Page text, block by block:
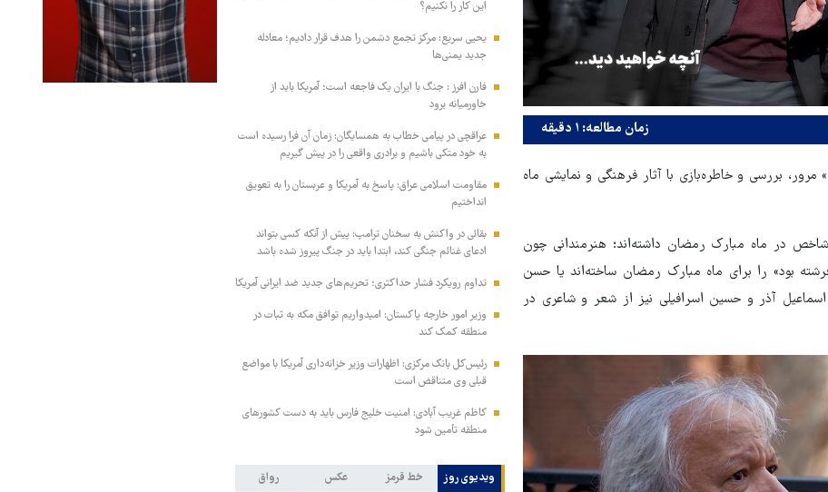
زمان مطالعه: ۱ دقیقه
بررسی و خاطره‌بازی با آثار فرهنگی و نمایشی ماه
در ماه مبارک رمضان داشته‌اند؛ هنرمندانی چون
بود» را برای ماه مبارک رمضان ساخته‌اند یا حسن
آذر و حسین اسرافیلی نیز از شعر و شاعری در
این کار را نکنیم؟
یحیی سریع: مرکز تجمع دشمن را هدف قرار دادیم؛ معادله
جدید یمنی‌ها
فارن افرز : جنگ با ایران یک فاجعه است؛ آمریکا باید از
خاورمیانه برود
عراقچی در پیامی خطاب به همسایگان: زمان آن فرا رسیده است
به خود متکی باشیم و برادری واقعی را در پیش گیریم
مقاومت اسلامی عراق: پاسخ به آمریکا و عربستان را به تعویق
انداختیم
بقائی در واکنش به سخنان ترامپ: پیش از آنکه کسی بتواند
ادعای غنائم جنگی کند، ابتدا باید در جنگ پیروز شده باشد
تداوم رویکرد فشار حداکثری؛ تحریم‌های جدید ضد ایرانی آمریکا
وزیر امور خارجه پاکستان: امیدواریم توافق مکه به ثبات در
منطقه کمک کند
رئیس‌کل بانک مرکزی: اظهارات وزیر خزانه‌داری آمریکا با مواضع
قبلی وی متناقض است
کاظم غریب آبادی: امنیت خلیج فارس باید به دست کشورهای
منطقه تأمین شود
ویدیوی روز خط قرمز عکس رواق